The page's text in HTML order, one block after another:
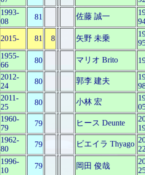
1993-
08
81 佐藤 誠一
2015- 81 8 矢野 未乗
1955-
66
80 マリオ Brito
2012-
24
80 郭李 建夫
2011-
25
80 小林 宏
1960-
79
79 ヒース Deunte
1962-
80
79 ビエイラ Thyago
1996-
10
79 岡田 俊哉